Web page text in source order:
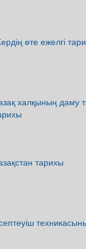
өте ежелгі
халқының даму
тарихы